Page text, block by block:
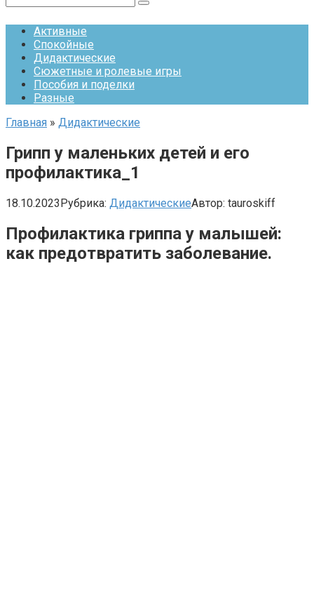
Активные
Спокойные
Дидактические
Сюжетные и ролевые игры
Пособия и поделки
Разные
Главная » Дидактические
Грипп у маленьких детей и его
профилактика_1
18.10.2023Рубрика: ДидактическиеАвтор: tauroskiff
Профилактика гриппа у малышей:
как предотвратить заболевание.